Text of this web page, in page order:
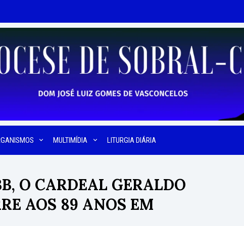
MULTIMÍDIA LITURGIA DIÁRIA
O CARDEAL GERALDO
AOS 89 ANOS EM